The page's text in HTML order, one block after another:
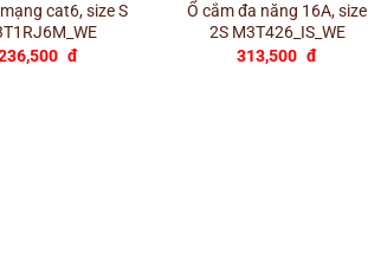
cat6, size S
đ
Ổ cắm đa năng 16A, size
2S M3T426_IS_WE
313,500 đ